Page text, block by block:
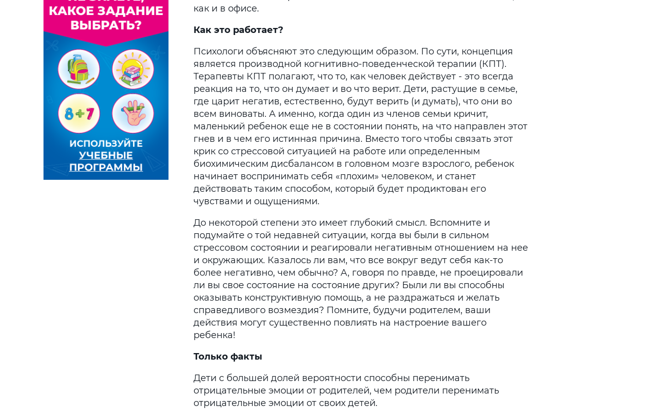
как и в офисе.
Как это работает?
Психологи объясняют это следующим образом. По сути, концепция
является производной когнитивно-поведенческой терапии (КПТ).
Терапевты КПТ полагают, что то, как человек действует - это всегда
реакция на то, что он думает и во что верит. Дети, растущие в семье,
где царит негатив, естественно, будут верить (и думать), что они во
всем виноваты. А именно, когда один из членов семьи кричит,
маленький ребенок еще не в состоянии понять, на что направлен этот
гнев и в чем его истинная причина. Вместо того чтобы связать этот
крик со стрессовой ситуацией на работе или определенным
биохимическим дисбалансом в головном мозге взрослого, ребенок
начинает воспринимать себя «плохим» человеком, и станет
действовать таким способом, который будет продиктован его
чувствами и ощущениями.
До некоторой степени это имеет глубокий смысл. Вспомните и
подумайте о той недавней ситуации, когда вы были в сильном
стрессовом состоянии и реагировали негативным отношением на нее
и окружающих. Казалось ли вам, что все вокруг ведут себя как-то
более негативно, чем обычно? А, говоря по правде, не проецировали
ли вы свое состояние на состояние других? Были ли вы способны
оказывать конструктивную помощь, а не раздражаться и желать
справедливого возмездия? Помните, будучи родителем, ваши
действия могут существенно повлиять на настроение вашего
ребенка!
Только факты
Дети с большей долей вероятности способны перенимать
отрицательные эмоции от родителей, чем родители перенимать
отрицательные эмоции от своих детей.